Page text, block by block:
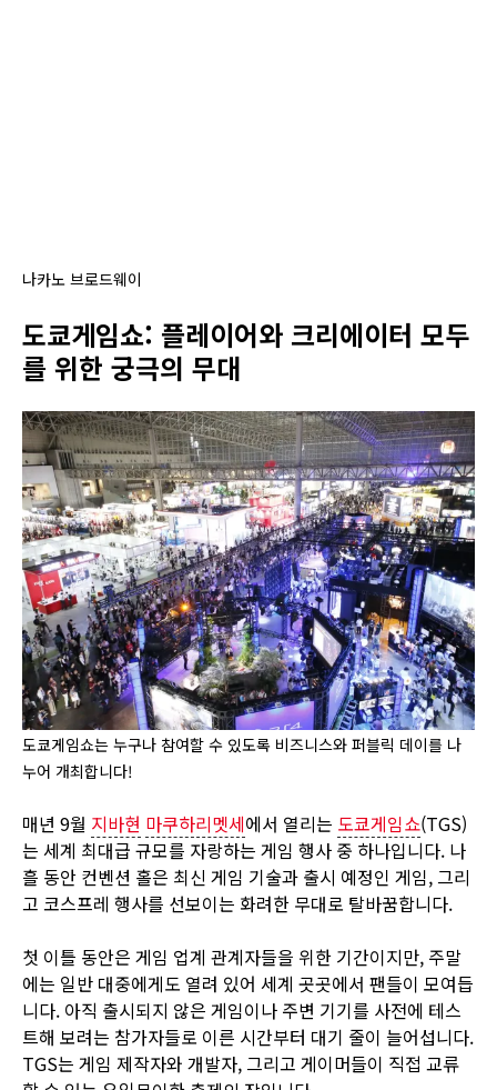
나카노 브로드웨이
도쿄게임쇼: 플레이어와 크리에이터 모두
를 위한 궁극의 무대
도쿄게임쇼는 누구나 참여할 수 있도록 비즈니스와 퍼블릭 데이를 나
누어 개최합니다!
매년 9월 지바현 마쿠하리멧세에서 열리는 도쿄게임쇼(TGS)
는 세계 최대급 규모를 자랑하는 게임 행사 중 하나입니다. 나
흘 동안 컨벤션 홀은 최신 게임 기술과 출시 예정인 게임, 그리
고 코스프레 행사를 선보이는 화려한 무대로 탈바꿈합니다.
첫 이틀 동안은 게임 업계 관계자들을 위한 기간이지만, 주말
에는 일반 대중에게도 열려 있어 세계 곳곳에서 팬들이 모여듭
니다. 아직 출시되지 않은 게임이나 주변 기기를 사전에 테스
트해 보려는 참가자들로 이른 시간부터 대기 줄이 늘어섭니다.
TGS는 게임 제작자와 개발자, 그리고 게이머들이 직접 교류